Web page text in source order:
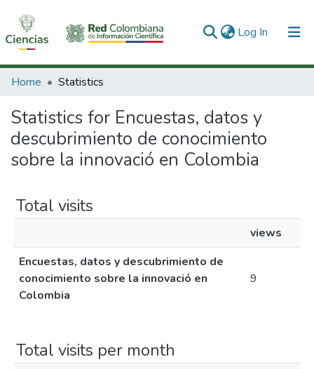
Log In (current)
Communities & Collections
All of DSpace
Home Statistics
Statistics for Encuestas, datos y
descubrimiento de conocimiento
sobre la innovació en Colombia
Total visits
views
Encuestas, datos y descubrimiento de
conocimiento sobre la innovació en
Colombia
9
Total visits per month